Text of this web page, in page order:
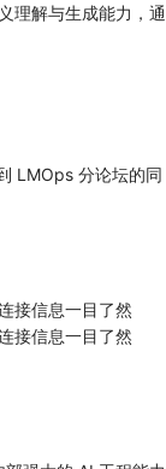
理解与生成能力，通
LMOps 分论坛的同
接信息一目了然
接信息一目了然